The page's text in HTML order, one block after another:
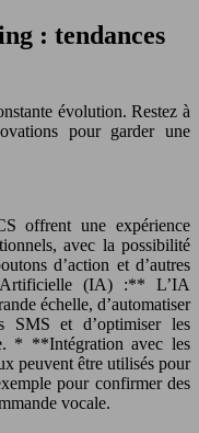
: tendances
évolution. Restez à
pour garder une
offrent une expérience
avec la possibilité
d’action et d’autres
Artificielle (IA) :** L’IA
échelle, d’automatiser
SMS et d’optimiser les
* **Intégration avec les
peuvent être utilisés pour
pour confirmer des
vocale.